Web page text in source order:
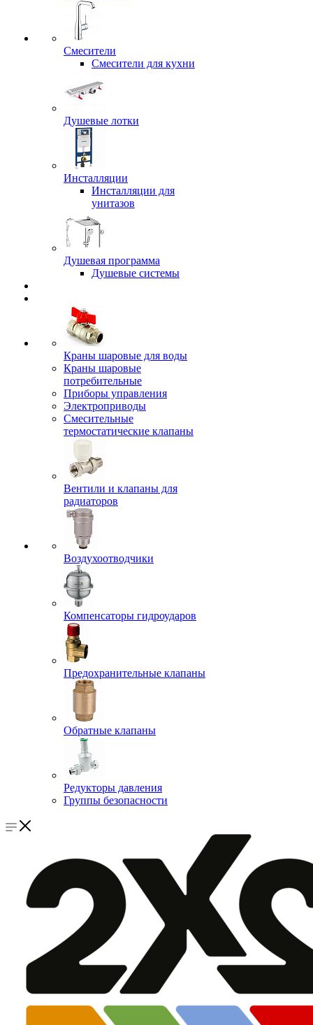
Смесители
Смесители для кухни
Душевые лотки
Инсталляции
Инсталляции для
унитазов
Душевая программа
Душевые системы
Краны шаровые для воды
Краны шаровые
потребительные
Приборы управления
Электроприводы
Смесительные
термостатические клапаны
Вентили и клапаны для
радиаторов
Воздухоотводчики
Компенсаторы гидроударов
Предохранительные клапаны
Обратные клапаны
Редукторы давления
Группы безопасности